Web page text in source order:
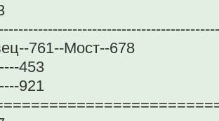
761--Мост--678
453
921